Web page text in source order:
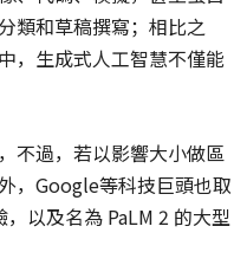
類和草稿撰寫；相比之
，生成式人工智慧不僅能
不過，若以影響大小做區
，Google等科技巨頭也取
以及名為 PaLM 2 的大型